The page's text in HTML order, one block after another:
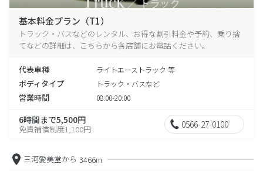
基本料金プラン（T1）
トラック・バスなどのレンタル、お得な割引料金や予約、乗り捨
てなどの詳細は、こちらから各店舗にお電話ください。
代表車種 ライトエーストラック 等
ボディタイプ トラック・バスなど
営業時間 08:00-20:00
6時間まで5,500円
免責補償制度1,100円 0566-27-0100
三河愛美堂から 3466m